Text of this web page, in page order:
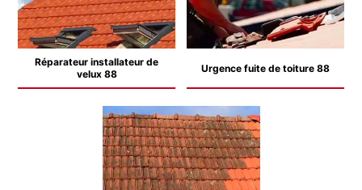
Réparateur installateur de
velux 88
Urgence fuite de toiture 88